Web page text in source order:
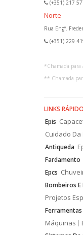
(+351) 217
Norte
Rua Engº.
(+351) 229
*Chamada
** Chamada
LINKS
Epis
Cuidado Da
Antiqueda
Fardamento
Epcs
Bombeiros
Projetos
Ferramentas
Máquinas